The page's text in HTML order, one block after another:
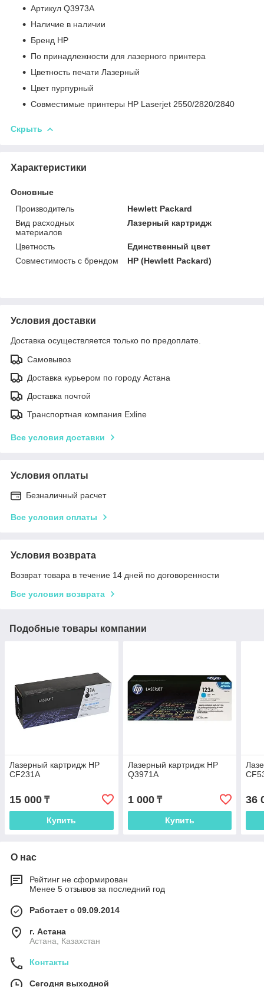
Артикул Q3973A
Наличие в наличии
Бренд HP
По принадлежности для лазерного принтера
Цветность печати Лазерный
Цвет пурпурный
Совместимые принтеры HP Laserjet 2550/2820/2840
Скрыть
Характеристики
Основные
Производитель
Hewlett Packard
Вид расходных
материалов
Лазерный картридж
Цветность
Единственный цвет
Совместимость с брендом
HP (Hewlett Packard)
Условия доставки
Доставка осуществляется только по предоплате.
Самовывоз
Доставка курьером по городу Астана
Доставка почтой
Транспортная компания Exline
Все условия доставки
Условия оплаты
Безналичный расчет
Все условия оплаты
Условия возврата
Возврат товара в течение 14 дней по договоренности
Все условия возврата
Подобные товары компании
Лазерный картридж HP
CF231A
15 000 ₸
Купить
Лазерный картридж HP
Q3971A
1 000₸
Купить
36
О нас
Рейтинг не сформирован
Менее 5 отзывов за последний год
Работает с 09.09.2014
г. Астана
Астана, Казахстан
Контакты
Сегодня выходной